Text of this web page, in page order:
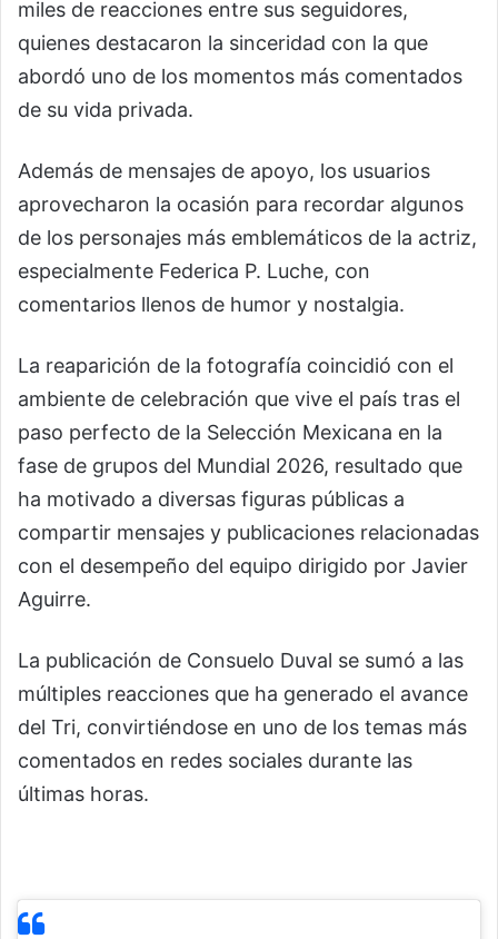
miles de reacciones entre sus seguidores,
quienes destacaron la sinceridad con la que
abordó uno de los momentos más comentados
de su vida privada.
Además de mensajes de apoyo, los usuarios
aprovecharon la ocasión para recordar algunos
de los personajes más emblemáticos de la actriz,
especialmente Federica P. Luche, con
comentarios llenos de humor y nostalgia.
La reaparición de la fotografía coincidió con el
ambiente de celebración que vive el país tras el
paso perfecto de la Selección Mexicana en la
fase de grupos del Mundial 2026, resultado que
ha motivado a diversas figuras públicas a
compartir mensajes y publicaciones relacionadas
con el desempeño del equipo dirigido por Javier
Aguirre.
La publicación de Consuelo Duval se sumó a las
múltiples reacciones que ha generado el avance
del Tri, convirtiéndose en uno de los temas más
comentados en redes sociales durante las
últimas horas.